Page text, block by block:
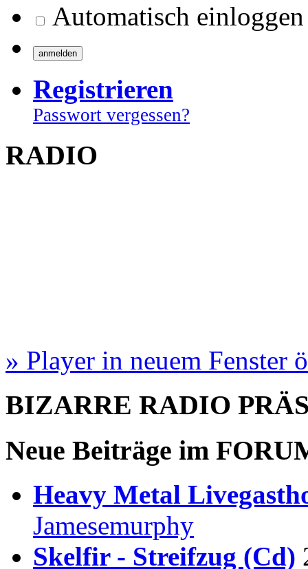
Automatisch einloggen
Registrieren
Passwort vergessen?
RADIO
» Player in neuem Fenster
BIZARRE RADIO
Neue Beiträge im
Heavy Metal
Jamesemurphy
Skelfir - Streifzug (Cd)